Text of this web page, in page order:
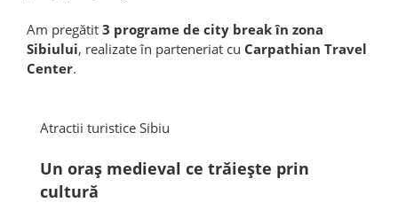
Am pregătit 3 programe de city break în zona
Sibiului, realizate în parteneriat cu Carpathian Travel
Center.
Atractii turistice Sibiu
Un oraș medieval ce trăiește prin
cultură